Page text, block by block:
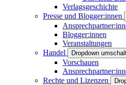
Verlagsgeschichte
Presse und Blogger:innen
Blogger:innen
Veranstaltungen
Handel
Dropdown
Vorschauen
Rechte und Lizenzen